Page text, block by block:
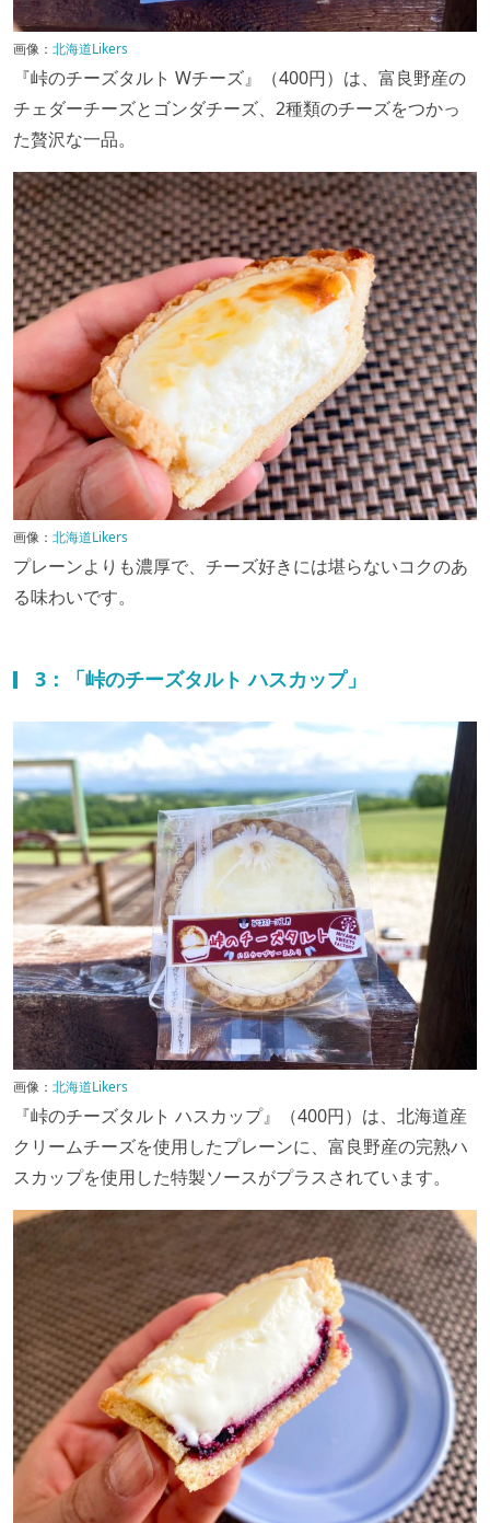
画像： 北海道Likers
『峠のチーズタルト Wチーズ』（400円）は、富良野産の
チェダーチーズとゴンダチーズ、2種類のチーズをつかっ
た贅沢な一品。
画像： 北海道Likers
プレーンよりも濃厚で、チーズ好きには堪らないコクのあ
る味わいです。
3：「峠のチーズタルト ハスカップ」
画像： 北海道Likers
『峠のチーズタルト ハスカップ』（400円）は、北海道産
クリームチーズを使用したプレーンに、富良野産の完熟ハ
スカップを使用した特製ソースがプラスされています。